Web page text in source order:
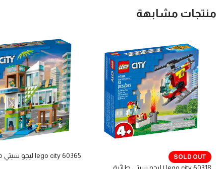
منتجات مشابهة
SOLD OUT lego city 60365 ليجو سيتي مبنى سكني